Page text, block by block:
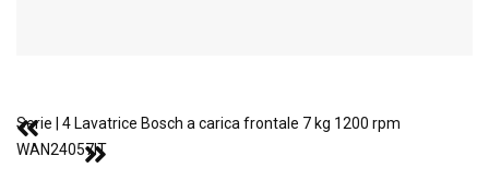
Serie | 4 Lavatrice Bosch a carica frontale 7 kg 1200 rpm
WAN24057IT